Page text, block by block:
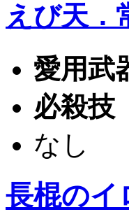
えび天．
愛用武
必殺技
なし
長棍のイ